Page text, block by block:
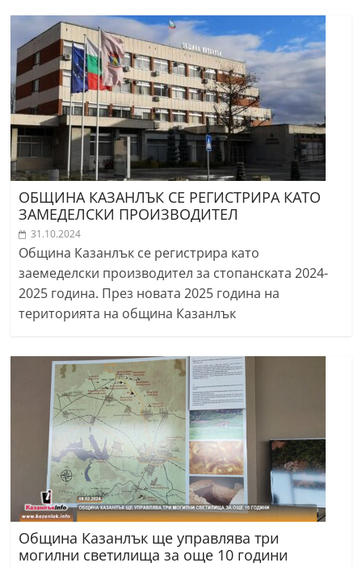
ОБЩИНА КАЗАНЛЪК СЕ РЕГИСТРИРА КАТО
ЗАМЕДЕЛСКИ ПРОИЗВОДИТЕЛ
31.10.2024
Община Казанлък се регистрира като
заемеделски производител за стопанската 2024-
2025 година. През новата 2025 година на
територията на община Казанлък
Община Казанлък ще управлява три
могилни светилища за още 10 години